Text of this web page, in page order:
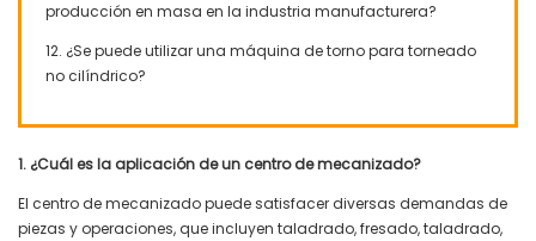
producción en masa en la industria manufacturera?
12. ¿Se puede utilizar una máquina de torno para torneado
no cilíndrico?
1. ¿Cuál es la aplicación de un centro de mecanizado?
El centro de mecanizado puede satisfacer diversas demandas de
piezas y operaciones, que incluyen taladrado, fresado, taladrado,